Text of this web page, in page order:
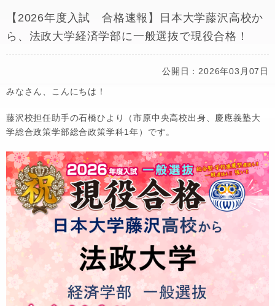
【2026年度入試 合格速報】日本大学藤沢高校か
ら、法政大学経済学部に一般選抜で現役合格！
公開日：2026年03月07日
みなさん、こんにちは！
藤沢校担任助手の石橋ひより（市原中央高校出身、慶應義塾大
学総合政策学部総合政策学科1年）です。